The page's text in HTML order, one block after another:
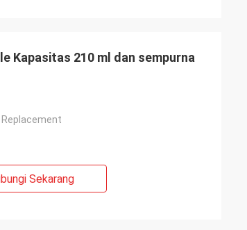
Kapasitas 210 ml dan sempurna
Replacement
Sekarang